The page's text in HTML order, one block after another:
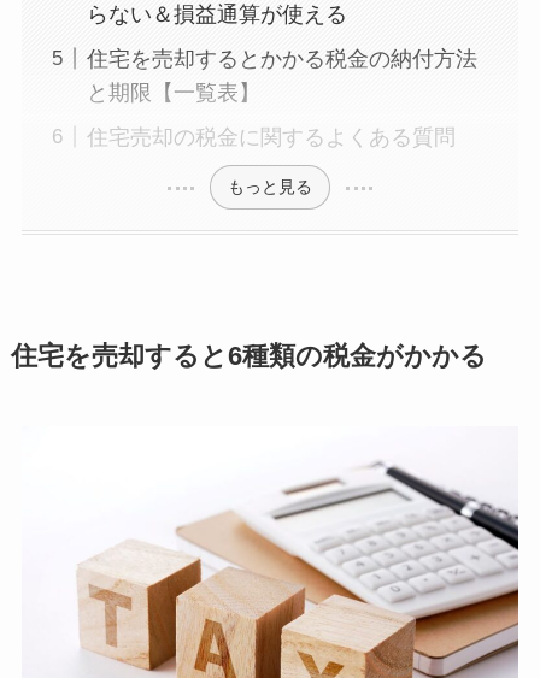
らない＆損益通算が使える
住宅を売却するとかかる税金の納付方法
と期限【一覧表】
住宅売却の税金に関するよくある質問
もっと見る
住宅を売却すると6種類の税金がかかる